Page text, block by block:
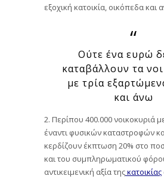
εξοχική κατοικία, οικόπεδα και
Ούτε ένα ευρώ
καταβάλλουν τα
με τρία
και άνω
2. Περίπου 400.000 νοικοκυριά
έναντι φυσικών καταστροφών
κερδίζουν έκπτωση 20% στο
και του συμπληρωματικού
αντικειμενική αξία τηςκατοικίας